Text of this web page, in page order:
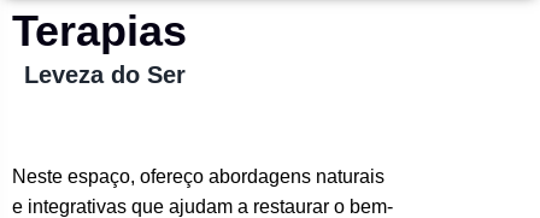
Terapias
Leveza do Ser
Neste espaço, ofereço abordagens naturais
e integrativas que ajudam a restaurar o bem-